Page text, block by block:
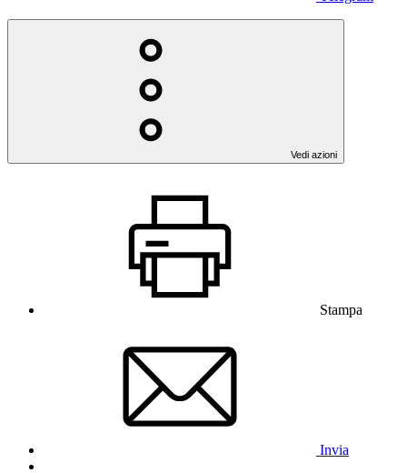
Vedi azioni
Stampa
Invia